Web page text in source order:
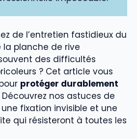
de l’entretien fastidieux du
la planche de rive
des difficultés
? Cet article vous
protéger durablement
Découvrez nos astuces de
fixation invisible et une
qui résisteront à toutes les